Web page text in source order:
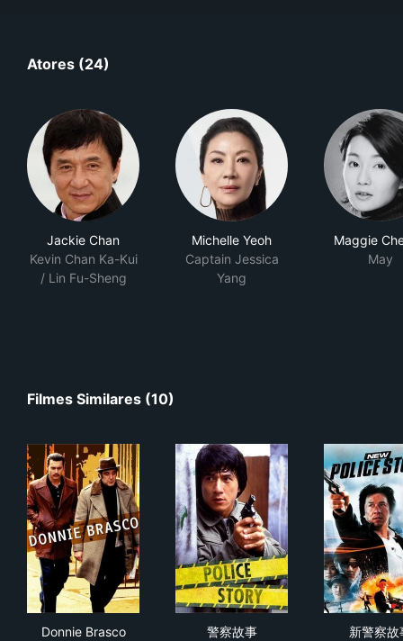
Atores (24)
Jackie Chan
Kevin Chan Ka-Kui
/ Lin Fu-Sheng
Michelle Yeoh
Captain Jessica
Yang
Maggie
May
Filmes Similares (10)
Donnie Brasco 警察故事 新警察故